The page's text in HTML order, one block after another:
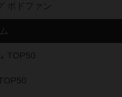
ボドファン
TOP50